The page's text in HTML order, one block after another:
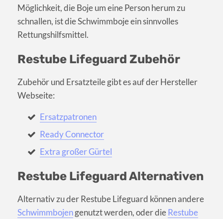
Möglichkeit, die Boje um eine Person herum zu
schnallen, ist die Schwimmboje ein sinnvolles
Rettungshilfsmittel.
Restube Lifeguard Zubehör
Zubehör und Ersatzteile gibt es auf der Hersteller
Webseite:
Ersatzpatronen
Ready Connector
Extra großer Gürtel
Restube Lifeguard Alternativen
Alternativ zu der Restube Lifeguard können andere
Schwimmbojengenutzt werden, oder dieRestube